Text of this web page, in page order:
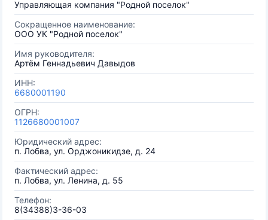
Управляющая компания "Родной поселок"
Сокращенное наименование:
ООО УК "Родной поселок"
Имя руководителя:
Артём Геннадьевич Давыдов
ИНН:
6680001190
ОГРН:
1126680001007
Юридический адрес:
п. Лобва, ул. Орджоникидзе, д. 24
Фактический адрес:
п. Лобва, ул. Ленина, д. 55
Телефон:
8(34388)3-36-03